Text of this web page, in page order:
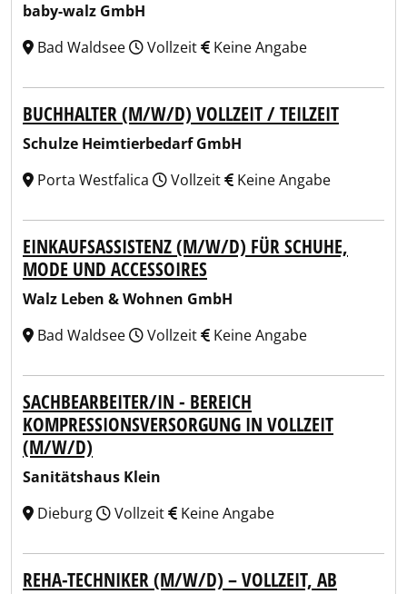
baby-walz GmbH
Bad Waldsee
Vollzeit Keine Angabe
BUCHHALTER (M/W/D) VOLLZEIT / TEILZEIT
Schulze Heimtierbedarf GmbH
Porta Westfalica
Vollzeit Keine Angabe
EINKAUFSASSISTENZ (M/W/D) FÜR SCHUHE,
MODE UND ACCESSOIRES
Walz Leben & Wohnen GmbH
Bad Waldsee
Vollzeit Keine Angabe
SACHBEARBEITER/IN - BEREICH
KOMPRESSIONSVERSORGUNG IN VOLLZEIT
(M/W/D)
Sanitätshaus Klein
Dieburg
Vollzeit Keine Angabe
REHA-TECHNIKER (M/W/D) – VOLLZEIT, AB